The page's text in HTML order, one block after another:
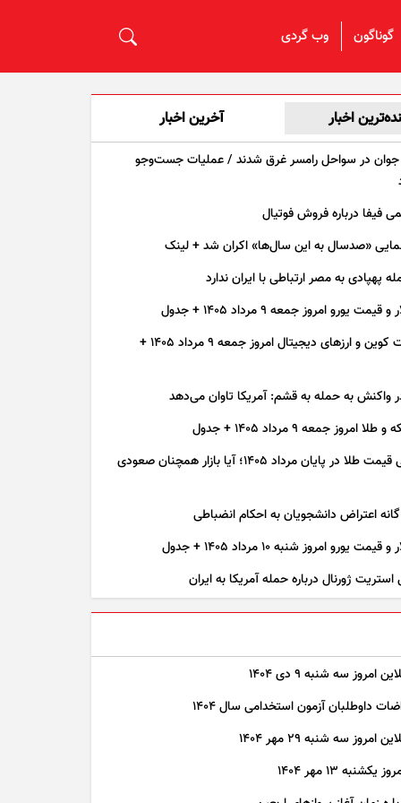
گوناگون وب گردی
اخبار آخرین اخبار
جوان در سواحل رامسر غرق شدند / عملیات جست‌و‌جو
فیفا درباره فروش فوتیال
«صدسال به این سال‌ها» اکران شد + لینک
پهپادی به مصر ارتباطی با ایران ندارد
یورو امروز جمعه ۹ مرداد ۱۴۰۵ + جدول
قیمت بیت کوین و ارز‌های دیجیتال امروز جمعه ۹ مرداد ۱۴۰۵ +
واکنش به حمله به قشم: آمریکا تاوان می‌دهد
جمعه ۹ مرداد ۱۴۰۵ + جدول
پیش بینی قیمت طلا در پایان مرداد 1405؛ آیا بازار همچنان صعودی
یورو امروز شنبه ۱۰ مرداد ۱۴۰۵ + جدول
استریت ژورنال درباره حمله آمریکا به ایران
امروز سه شنبه ۹ دی ۱۴۰۴
داوطلبان آزمون استخدامی سال ۱۴۰۴
امروز سه شنبه ۲۹ مهر ۱۴۰۴
۱۳ مهر ۱۴۰۴